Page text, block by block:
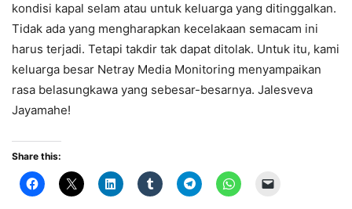
kondisi kapal selam atau untuk keluarga yang ditinggalkan.
Tidak ada yang mengharapkan kecelakaan semacam ini
harus terjadi. Tetapi takdir tak dapat ditolak. Untuk itu, kami
keluarga besar Netray Media Monitoring menyampaikan
rasa belasungkawa yang sebesar-besarnya. Jalesveva
Jayamahe!
Share this: